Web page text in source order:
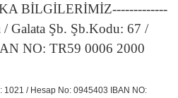
BİLGİLERİMİZ-------------
/ Galata Şb. Şb.Kodu: 67 /
NO: TR59 0006 2000
1021 / Hesap No: 0945403 IBAN NO: